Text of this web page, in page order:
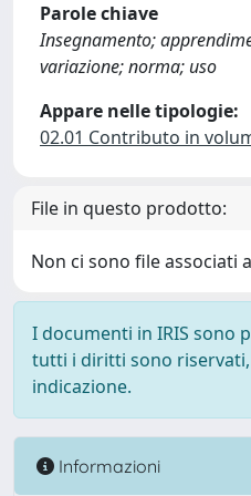
Parole chiave
Insegnamento;
variazione; norma; uso
Appare nelle tipologie:
02.01 Contributo in
File in questo prodotto:
Non ci sono file associati
I documenti in IRIS sono
tutti i diritti sono riservati,
indicazione.
Informazioni